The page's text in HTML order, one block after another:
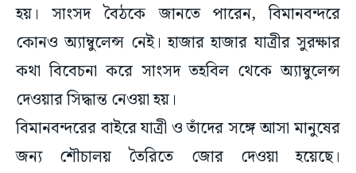
হয়। সাংসদ বৈঠকে জানতে পারেন, বিমানবন্দরে
কোনও অ্যাম্বুলেন্স নেই। হাজার হাজার যাত্রীর সুরক্ষার
কথা বিবেচনা করে সাংসদ তহবিল থেকে অ্যাম্বুলেন্স
দেওয়ার সিদ্ধান্ত নেওয়া হয়।
বিমানবন্দরের বাইরে যাত্রী ও তাঁদের সঙ্গে আসা মানুষের
জন্য শৌচালয় তৈরিতে জোর দেওয়া হয়েছে।